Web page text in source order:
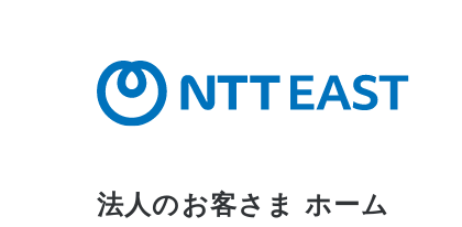
法人のお客さま ホーム